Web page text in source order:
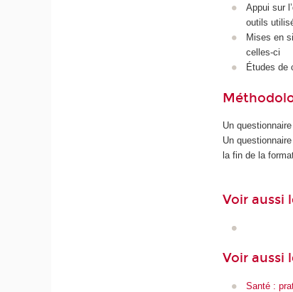
Appui sur
outils
Mises en
celles-ci
Études de
Un
Un
la fin de la
Voir aussi
Voir aussi
Santé :